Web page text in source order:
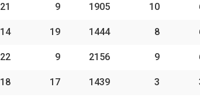
21 9 1905 10
14 19 1444 8
22 9 2156 9
18 17 1439 3